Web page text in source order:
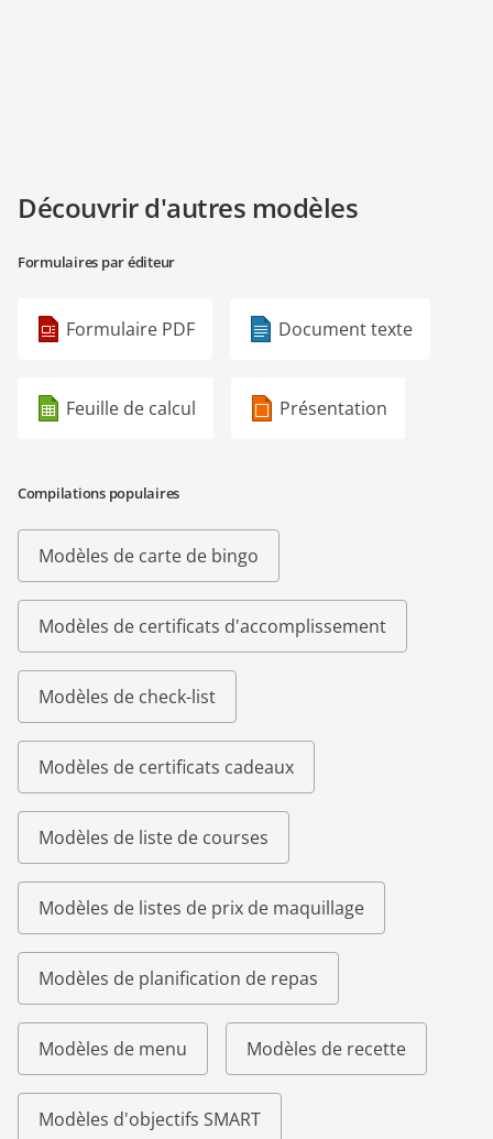
Découvrir d'autres modèles
Formulaires par éditeur
Formulaire PDF Document texte
Feuille de calcul Présentation
Compilations populaires
Modèles de carte de bingo
Modèles de certificats d'accomplissement
Modèles de check-list
Modèles de certificats cadeaux
Modèles de liste de courses
Modèles de listes de prix de maquillage
Modèles de planification de repas
Modèles de menu Modèles de recette
Modèles d'objectifs SMART